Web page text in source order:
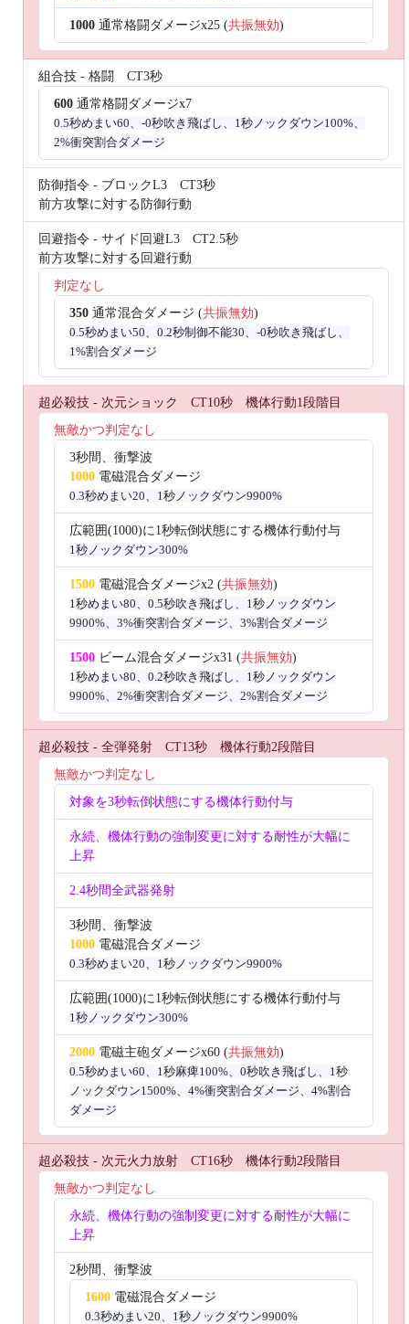
1000 通常格闘ダメージx25 (共振無効)
組合技 - 格闘 CT3秒
600 通常格闘ダメージx7
0.5秒めまい60、-0秒吹き飛ばし、1秒ノックダウン100%、
2%衝突割合ダメージ
防御指令 - ブロックL3 CT3秒
前方攻撃に対する防御行動
回避指令 - サイド回避L3 CT2.5秒
前方攻撃に対する回避行動
判定なし
350 通常混合ダメージ (共振無効)
0.5秒めまい50、0.2秒制御不能30、-0秒吹き飛ばし、
1%割合ダメージ
超必殺技 - 次元ショック CT10秒 機体行動1段階目
無敵かつ判定なし
3秒間、衝撃波
1000 電磁混合ダメージ
0.3秒めまい20、1秒ノックダウン9900%
広範囲(1000)に1秒転倒状態にする機体行動付与
1秒ノックダウン300%
1500 電磁混合ダメージx2 (共振無効)
1秒めまい80、0.5秒吹き飛ばし、1秒ノックダウン
9900%、3%衝突割合ダメージ、3%割合ダメージ
1500 ビーム混合ダメージx31 (共振無効)
1秒めまい80、0.2秒吹き飛ばし、1秒ノックダウン
9900%、2%衝突割合ダメージ、2%割合ダメージ
超必殺技 - 全弾発射 CT13秒 機体行動2段階目
無敵かつ判定なし
対象を3秒転倒状態にする機体行動付与
永続、機体行動の強制変更に対する耐性が大幅に
上昇
2.4秒間全武器発射
3秒間、衝撃波
1000 電磁混合ダメージ
0.3秒めまい20、1秒ノックダウン9900%
広範囲(1000)に1秒転倒状態にする機体行動付与
1秒ノックダウン300%
2000 電磁主砲ダメージx60 (共振無効)
0.5秒めまい60、1秒麻痺100%、0秒吹き飛ばし、1秒
ノックダウン1500%、4%衝突割合ダメージ、4%割合
ダメージ
超必殺技 - 次元火力放射 CT16秒 機体行動2段階目
無敵かつ判定なし
永続、機体行動の強制変更に対する耐性が大幅に
上昇
2秒間、衝撃波
1600 電磁混合ダメージ
0.3秒めまい20、1秒ノックダウン9900%